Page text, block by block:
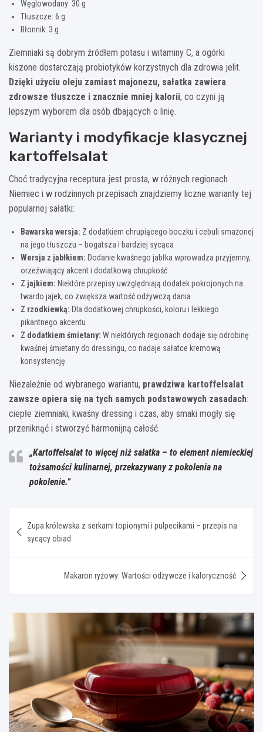
Węglowodany: 30 g
Tłuszcze: 6 g
Błonnik: 3 g
Ziemniaki są dobrym źródłem potasu i witaminy C, a ogórki
kiszone dostarczają probiotyków korzystnych dla zdrowia jelit.
Dzięki użyciu oleju zamiast majonezu, sałatka zawiera
zdrowsze tłuszcze i znacznie mniej kalorii, co czyni ją
lepszym wyborem dla osób dbających o linię.
Warianty i modyfikacje klasycznej
kartoffelsalat
Choć tradycyjna receptura jest prosta, w różnych regionach
Niemiec i w rodzinnych przepisach znajdziemy liczne warianty tej
popularnej sałatki:
Bawarska wersja: Z dodatkiem chrupiącego boczku i cebuli smażonej
na jego tłuszczu – bogatsza i bardziej sycąca
Wersja z jabłkiem: Dodanie kwaśnego jabłka wprowadza przyjemny,
orzeźwiający akcent i dodatkową chrupkość
Z jajkiem: Niektóre przepisy uwzględniają dodatek pokrojonych na
twardo jajek, co zwiększa wartość odżywczą dania
Z rzodkiewką: Dla dodatkowej chrupkości, koloru i lekkiego
pikantnego akcentu
Z dodatkiem śmietany: W niektórych regionach dodaje się odrobinę
kwaśnej śmietany do dressingu, co nadaje sałatce kremową
konsystencję
Niezależnie od wybranego wariantu, prawdziwa kartoffelsalat
zawsze opiera się na tych samych podstawowych zasadach:
ciepłe ziemniaki, kwaśny dressing i czas, aby smaki mogły się
przeniknąć i stworzyć harmonijną całość.
„Kartoffelsalat to więcej niż sałatka – to element niemieckiej
tożsamości kulinarnej, przekazywany z pokolenia na
pokolenie.”
wpisu
Zupa królewska z serkami topionymi i pulpecikami – przepis na
sycący obiad
Makaron ryżowy: Wartości odżywcze i kaloryczność